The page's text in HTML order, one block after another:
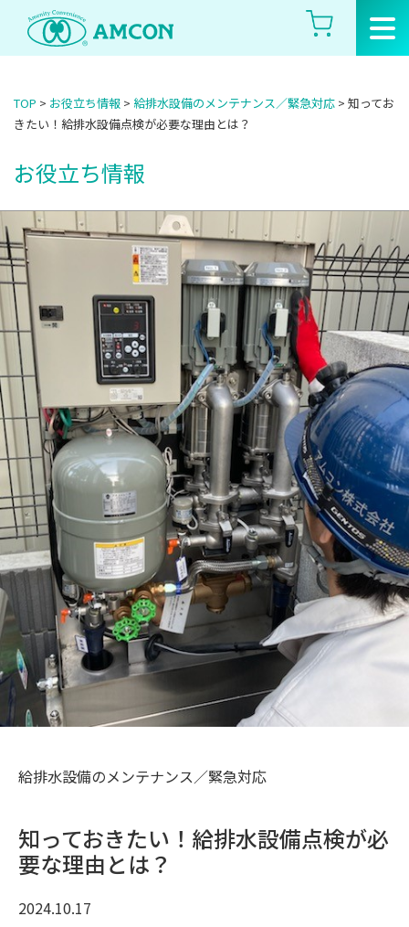
Skip
the
TOP > お役立ち情報 > 給排水設備のメンテナンス／緊急対応 > 知ってお
きたい！給排水設備点検が必要な理由とは？
お役立ち情報
給排水設備のメンテナンス／緊急対応
知っておきたい！給排水設備点検が必
要な理由とは？
2024.10.17